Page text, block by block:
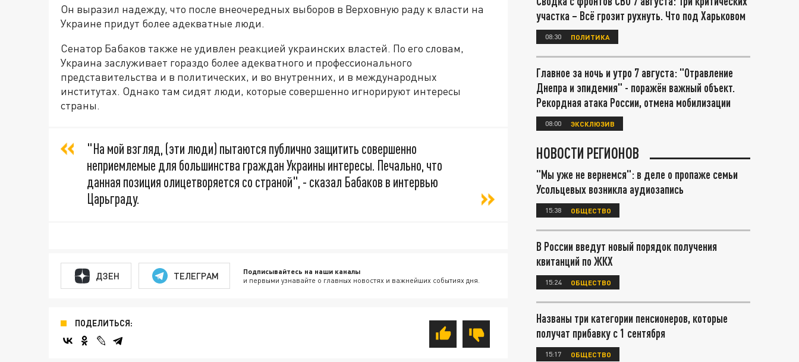
Он выразил надежду, что после внеочередных выборов в Верховную раду к власти на
Украине придут более адекватные люди.
Сенатор Бабаков также не удивлен реакцией украинских властей. По его словам,
Украина заслуживает гораздо более адекватного и профессионального
представительства и в политических, и во внутренних, и в международных
институтах. Однако там сидят люди, которые совершенно игнорируют интересы
страны.
"На мой взгляд, (эти люди) пытаются публично защитить совершенно
неприемлемые для большинства граждан Украины интересы. Печально, что
данная позиция олицетворяется со страной", - сказал Бабаков в интервью
Царьграду.
ДЗЕН ТЕЛЕГРАМ Подписывайтесь на наши каналы
и первыми узнавайте о главных новостях и важнейших событиях дня.
ПОДЕЛИТЬСЯ:
участка – Всё грозит рухнуть. Что под Харьковом
08:30 ПОЛИТИКА
Главное за ночь и утро 7 августа: "Отравление
Днепра и эпидемия" - поражён важный объект.
Рекордная атака России, отмена мобилизации
08:00 ЭКСКЛЮЗИВ
НОВОСТИ РЕГИОНОВ
"Мы уже не вернемся": в деле о пропаже семьи
Усольцевых возникла аудиозапись
15:38 ОБЩЕСТВО
В России введут новый порядок получения
квитанций по ЖКХ
15:24 ОБЩЕСТВО
Названы три категории пенсионеров, которые
получат прибавку с 1 сентября
15:17 ОБЩЕСТВО